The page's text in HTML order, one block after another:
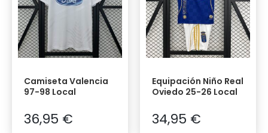
Camiseta Valencia
97-98 Local
36,95 €
Equipación Niño Real
Oviedo 25-26 Local
34,95 €